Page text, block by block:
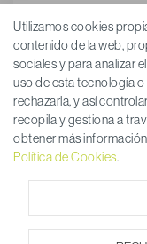
Utilizamos cookies
contenido de la web,
sociales y para analizar
uso de esta tecnología
rechazarla, y así
recopila y gestiona a
obtener más
Política de Cookies.